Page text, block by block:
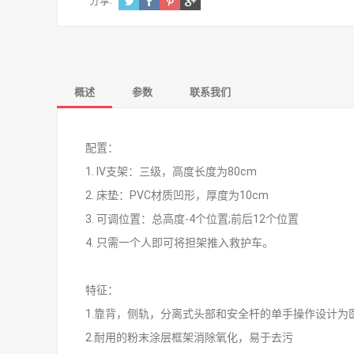
概述 参数 联系我们
配置：
1. IV支架：三级，高度长度为80cm
2. 床垫：PVC材质凹形，厚度为10cm
3. 可调位置：总高度-4个位置;前后12个位置
4. 只需一个人即可将担架推入救护车。
特征：
1.靠背，侧轨，分离式头部和安全杆的单手操作设计为
2.耐用的粉末涂层框架消除氧化，易于去污